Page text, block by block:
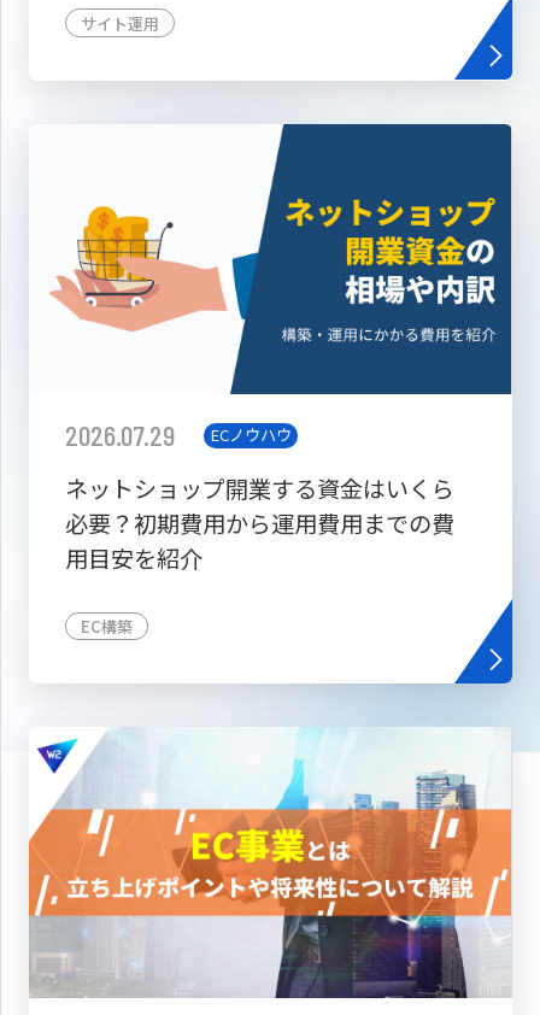
サイト運用
2026.07.29 ECノウハウ
ネットショップ開業する資金はいくら
必要？初期費用から運用費用までの費
用目安を紹介
EC構築